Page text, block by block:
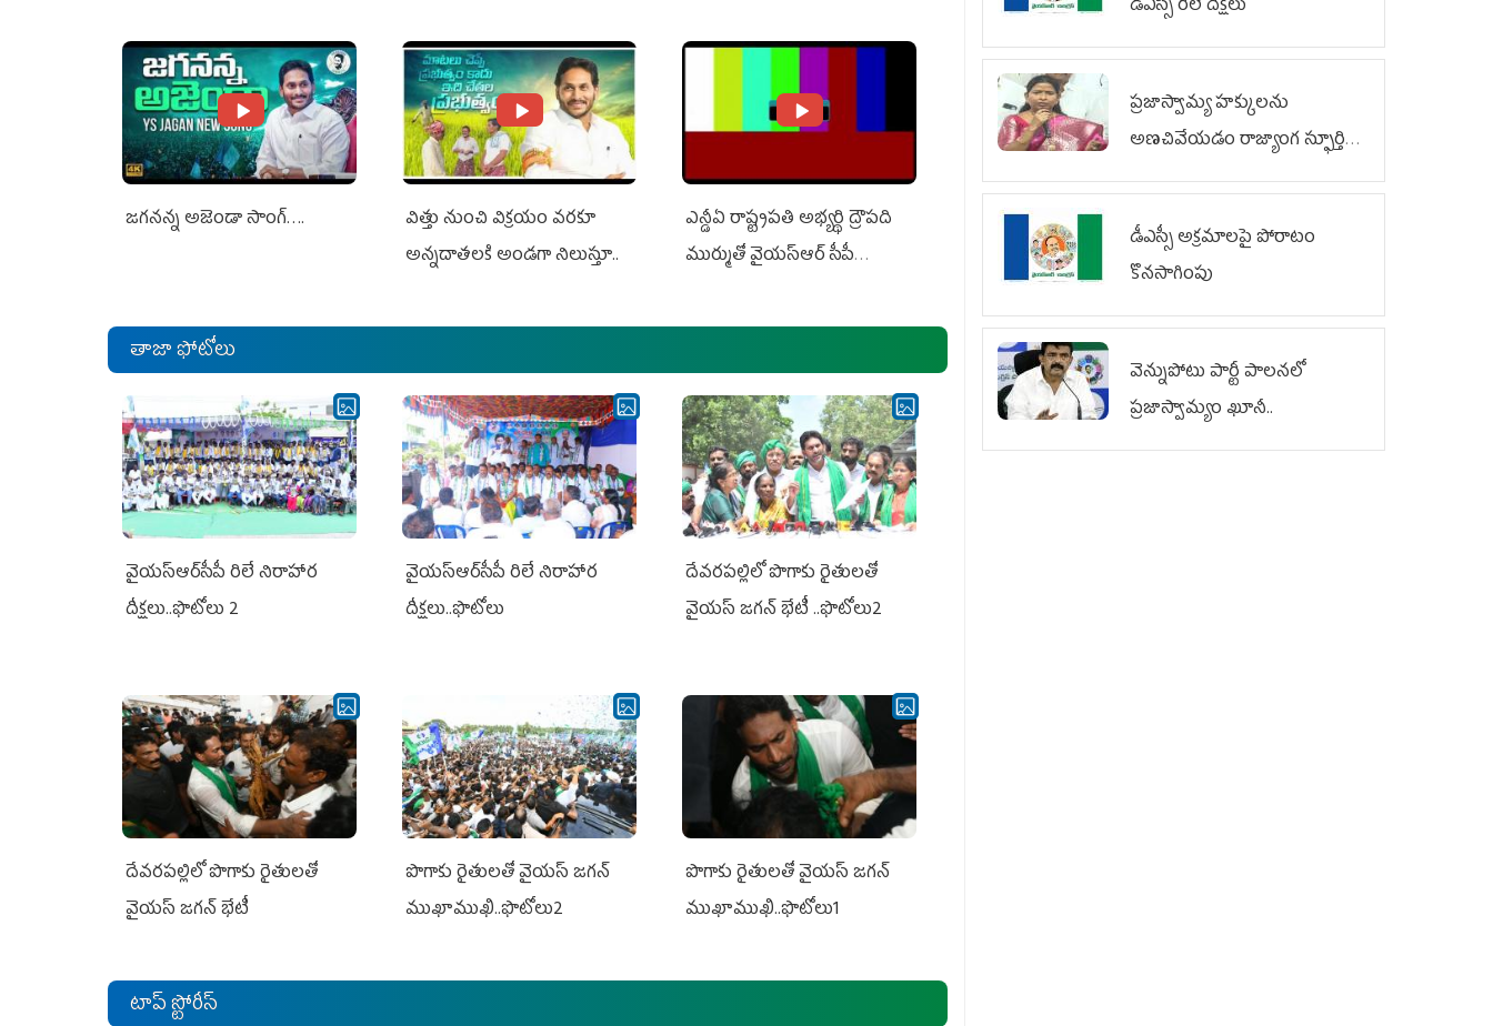
జగనన్న అజెండా సాంగ్….
విత్తు నుంచి విక్రయం వరకూ
అన్నదాతలకి అండగా నిలుస్తూ..
ఎన్డీఏ రాష్ట్ర‌ప‌తి అభ్య‌ర్థి ద్రౌప‌ది
ముర్ముతో వైయ‌స్ఆర్ సీపీ
ఎమ్మెల్యేలు, ఎంపీల స‌మావేశం
తాజా ఫోటోలు
వైయ‌స్ఆర్‌సీపీ రిలే నిరాహార
దీక్షలు..ఫొటోలు 2
వైయ‌స్ఆర్‌సీపీ రిలే నిరాహార
దీక్షలు..ఫొటోలు
దేవరపల్లిలో పొగాకు రైతులతో
వైయస్ జగన్ భేటీ ..ఫొటోలు2
దేవరపల్లిలో పొగాకు రైతులతో
వైయస్ జగన్ భేటీ
పొగాకు రైతుల‌తో వైయ‌స్ జ‌గ‌న్
ముఖాముఖి..ఫొటోలు2
పొగాకు రైతుల‌తో వైయ‌స్ జ‌గ‌న్
ముఖాముఖి..ఫొటోలు1
టాప్ స్టోరీస్
ప్రజాస్వామ్య హక్కులను
అణచివేయడం రాజ్యాంగ స్ఫూర్తికి
విరుద్ధం
డీఎస్సీ అక్రమాలపై పోరాటం
కొనసాగింపు
వెన్నుపోటు పార్టీ పాలనలో
ప్రజాస్వామ్యం ఖూనీ..